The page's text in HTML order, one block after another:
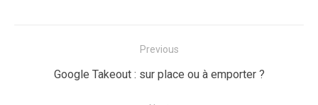
Previous
Previous
Google Takeout : sur place ou à emporter ?